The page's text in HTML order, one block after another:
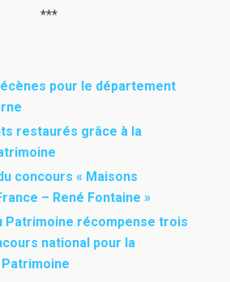
***
pour le département
restaurés grâce à la
concours « Maisons
– René Fontaine »
Patrimoine récompense trois
national pour la